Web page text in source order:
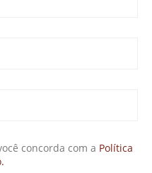
concorda com a Política